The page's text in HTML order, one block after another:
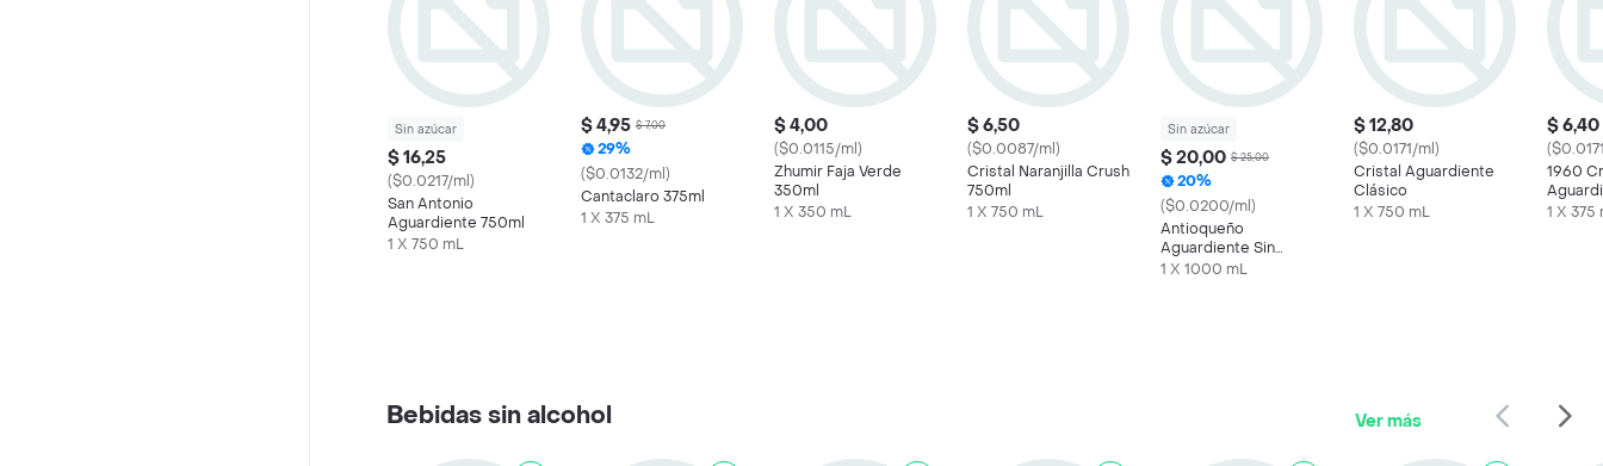
Sin azúcar
$ 16,25
($0.0217/ml)
San Antonio
Aguardiente 750ml
1 X 750 mL
$ 4,95 $ 7,00
29%
($0.0132/ml)
Cantaclaro 375ml
1 X 375 mL
$ 4,00
($0.0115/ml)
Zhumir Faja Verde
350ml
1 X 350 mL
$ 6,50
($0.0087/ml)
Cristal Naranjilla Crush
750ml
1 X 750 mL
Sin azúcar
$ 20,00 $ 25,00
20%
($0.0200/ml)
Antioqueño
Aguardiente Sin
Azúcar 1 L
1 X 1000 mL
$ 12,80
($0.0171/ml)
Cristal Aguardiente
Clásico
1 X 750 mL
$ 6,40
1960
1 X 375
Bebidas sin alcohol Ver más